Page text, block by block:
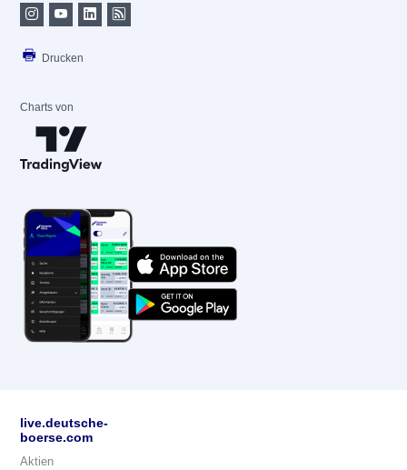
Drucken
Charts von
live.deutsche-
boerse.com
Aktien